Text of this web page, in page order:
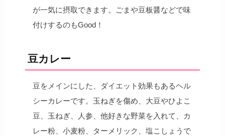
が一気に摂取できます。ごまや豆板醤などで味
付けするのもGood！
豆カレー
豆をメインにした、ダイエット効果もあるヘル
シーカレーです。玉ねぎを傷め、大豆やひよこ
豆、玉ねぎ、人参、他好きな野菜を入れて、カ
レー粉、小麦粉、ターメリック、塩こしょうで